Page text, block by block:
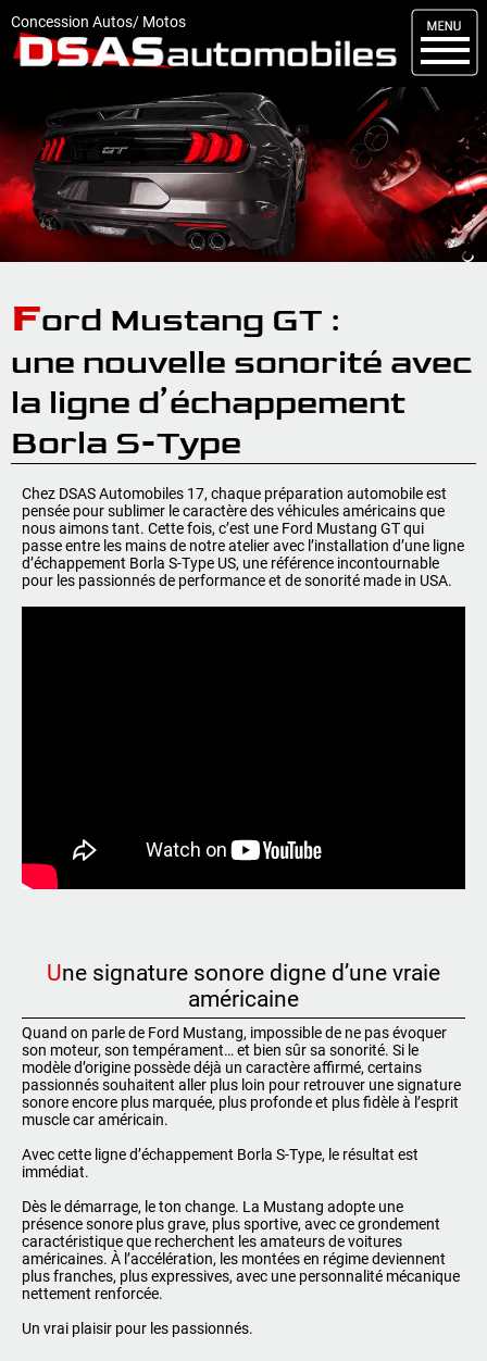
Concession Autos/ Motos
Menu
DSAS
Kit carrosserie
Nos occasions
Nos services
Comment réserver
Articles
Vendus
Livraisons
Contact
05 46 59 19 28
07 71 24 14 00
07 71 23 70 00
06 81 17 30 67
Ford Mustang GT :
une nouvelle sonorité avec
la ligne d’échappement
Borla S-Type
Chez DSAS Automobiles 17, chaque préparation automobile est
pensée pour sublimer le caractère des véhicules américains que
nous aimons tant. Cette fois, c’est une Ford Mustang GT qui
passe entre les mains de notre atelier avec l’installation d’une ligne
d’échappement Borla S-Type US, une référence incontournable
pour les passionnés de performance et de sonorité made in USA.
Une signature sonore digne d’une vraie
américaine
Quand on parle de Ford Mustang, impossible de ne pas évoquer
son moteur, son tempérament… et bien sûr sa sonorité. Si le
modèle d’origine possède déjà un caractère affirmé, certains
passionnés souhaitent aller plus loin pour retrouver une signature
sonore encore plus marquée, plus profonde et plus fidèle à l’esprit
muscle car américain.
Avec cette ligne d’échappement Borla S-Type, le résultat est
immédiat.
Dès le démarrage, le ton change. La Mustang adopte une
présence sonore plus grave, plus sportive, avec ce grondement
caractéristique que recherchent les amateurs de voitures
américaines. À l’accélération, les montées en régime deviennent
plus franches, plus expressives, avec une personnalité mécanique
nettement renforcée.
Un vrai plaisir pour les passionnés.